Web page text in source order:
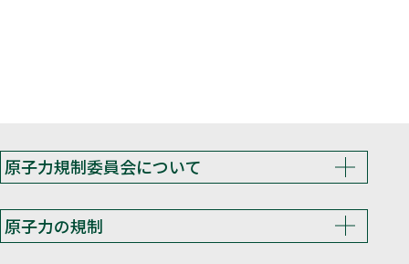
原子力規制委員会について
原子力の規制